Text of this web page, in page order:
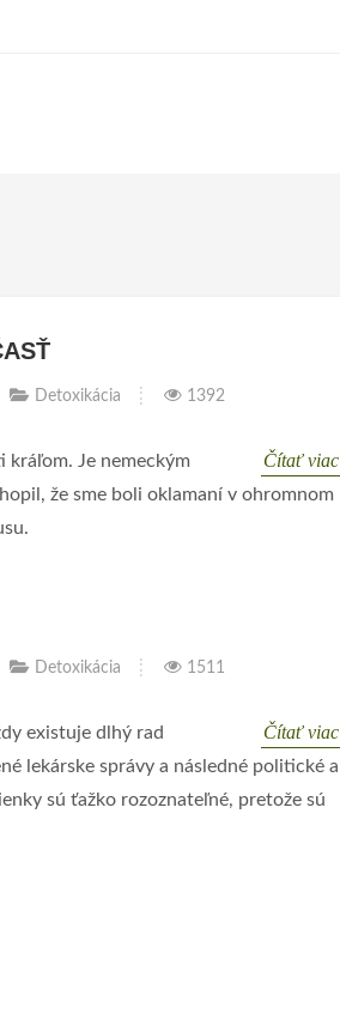
Detoxikácia 1392
Čítať viac
kráľom. Je nemeckým
že sme boli oklamaní v ohromnom
Detoxikácia 1511
Čítať viac
existuje dlhý rad
lekárske správy a následné politické a
sú ťažko rozoznateľné, pretože sú